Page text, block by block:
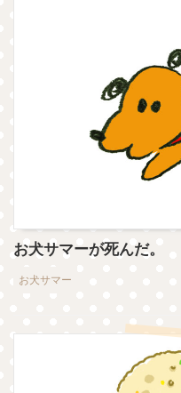
お犬サマーが死んだ。
お犬サマー